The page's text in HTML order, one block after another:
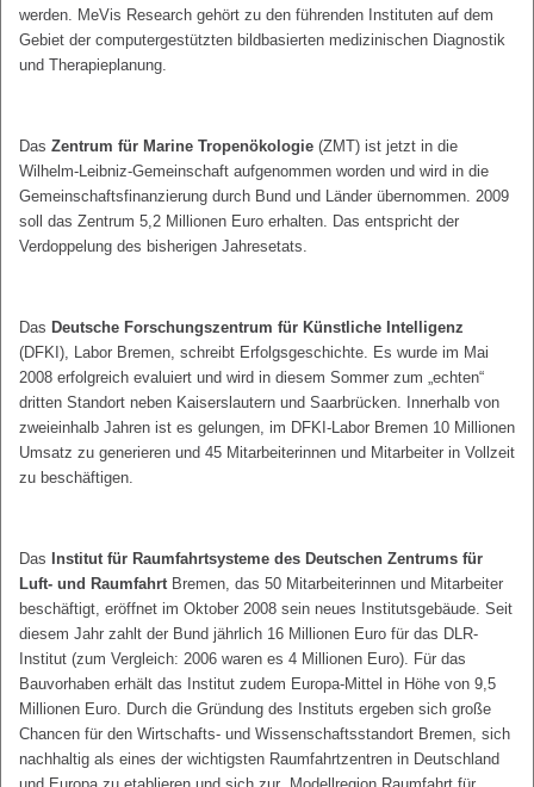
werden. MeVis Research gehört zu den führenden Instituten auf dem
Gebiet der computergestützten bildbasierten medizinischen Diagnostik
und Therapieplanung.
Das Zentrum für Marine Tropenökologie (ZMT) ist jetzt in die
Wilhelm-Leibniz-Gemeinschaft aufgenommen worden und wird in die
Gemeinschaftsfinanzierung durch Bund und Länder übernommen. 2009
soll das Zentrum 5,2 Millionen Euro erhalten. Das entspricht der
Verdoppelung des bisherigen Jahresetats.
Das Deutsche Forschungszentrum für Künstliche Intelligenz
(DFKI), Labor Bremen, schreibt Erfolgsgeschichte. Es wurde im Mai
2008 erfolgreich evaluiert und wird in diesem Sommer zum „echten“
dritten Standort neben Kaiserslautern und Saarbrücken. Innerhalb von
zweieinhalb Jahren ist es gelungen, im DFKI-Labor Bremen 10 Millionen
Umsatz zu generieren und 45 Mitarbeiterinnen und Mitarbeiter in Vollzeit
zu beschäftigen.
Das
Institut für Raumfahrtsysteme des Deutschen Zentrums für
Luft- und RaumfahrtBremen, das 50 Mitarbeiterinnen und Mitarbeiter
beschäftigt, eröffnet im Oktober 2008 sein neues Institutsgebäude. Seit
diesem Jahr zahlt der Bund jährlich 16 Millionen Euro für das DLR-
Institut (zum Vergleich: 2006 waren es 4 Millionen Euro). Für das
Bauvorhaben erhält das Institut zudem Europa-Mittel in Höhe von 9,5
Millionen Euro. Durch die Gründung des Instituts ergeben sich große
Chancen für den Wirtschafts- und Wissenschaftsstandort Bremen, sich
nachhaltig als eines der wichtigsten Raumfahrtzentren in Deutschland